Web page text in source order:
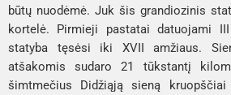
būtų nuodėmė. Juk šis grandiozinis
kortelė. Pirmieji pastatai datuojami
statyba tęsėsi iki XVII amžiaus.
atšakomis sudaro 21 tūkstantį
šimtmečius Didžiąją sieną